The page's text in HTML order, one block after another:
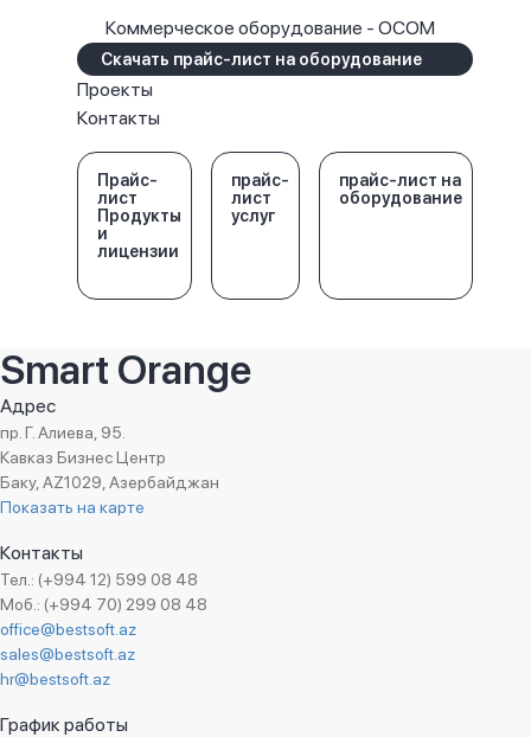
Коммерческое оборудование - OCOM
Скачать прайс-лист на оборудование
Проекты
Контакты
Прайс-
лист
Продукты
и
лицензии
прайс-
лист
услуг
прайс-лист на
оборудование
Smart Orange
Адрес
пр. Г. Алиева, 95.
Кавказ Бизнес Центр
Баку, AZ1029, Азербайджан
Показать на карте
Контакты
Тел.: (+994 12) 599 08 48
Моб.: (+994 70) 299 08 48
office@bestsoft.az
sales@bestsoft.az
hr@bestsoft.az
График работы